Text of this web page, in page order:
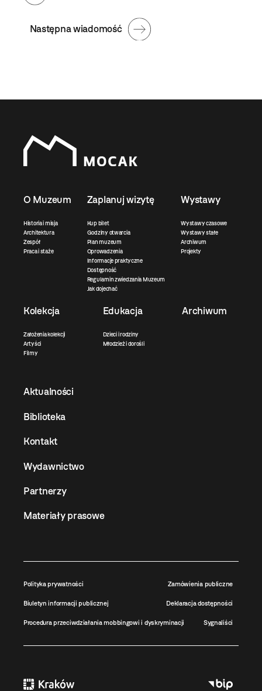
Następna wiadomość
O Muzeum
Historia i misja
Architektura
Zespół
Praca i staże
Zaplanuj wizytę
Kup bilet
Godziny otwarcia
Plan muzeum
Oprowadzenia
Informacje praktyczne
Dostępność
Regulamin zwiedzania Muzeum
Jak dojechać
Wystawy
Wystawy czasowe
Wystawy stałe
Archiwum
Projekty
Kolekcja
Założenia kolekcji
Artyści
Filmy
Edukacja
Dzieci i rodziny
Młodzież i dorośli
Archiwum
Aktualności
Biblioteka
Kontakt
Wydawnictwo
Partnerzy
Materiały prasowe
Polityka prywatności Zamówienia publiczne
Biuletyn informacji publicznej Deklaracja dostępności
Procedura przeciwdziałania mobbingowi i dyskryminacji Sygnaliści